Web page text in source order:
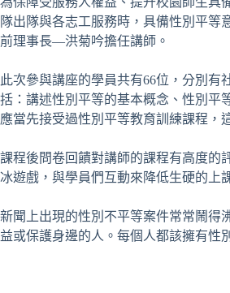
隊出隊與各志工服務時，具備性別平等
前理事長—洪菊吟擔任講師。
此次參與講座的學員共有66位，分別
括：講述性別平等的基本概念、性別平
應當先接受過性別平等教育訓練課程，
課程後問卷回饋對講師的課程有高度的
冰遊戲，與學員們互動來降低生硬的上
新聞上出現的性別不平等案件常常鬧得
益或保護身邊的人。每個人都該擁有性